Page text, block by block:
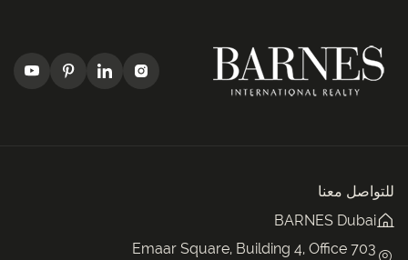
للتواصل معنا
BARNES Dubai
Emaar Square, Building 4, Office 703